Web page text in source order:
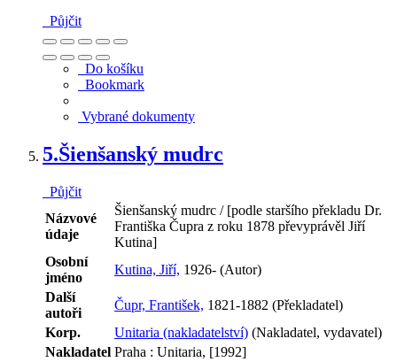
Půjčit
Do košíku
Bookmark
Vybrané dokumenty
5.Šienšanský mudrc
Půjčit
Názvové
údaje
Šienšanský mudrc / [podle staršího překladu Dr.
Františka Čupra z roku 1878 převyprávěl Jiří
Kutina]
Osobní
jméno
Kutina, Jiří, 1926- (Autor)
Další
autoři
Čupr, František, 1821-1882 (Překladatel)
Korp.
Unitaria (nakladatelství) (Nakladatel, vydavatel)
Nakladatel Praha : Unitaria, [1992]